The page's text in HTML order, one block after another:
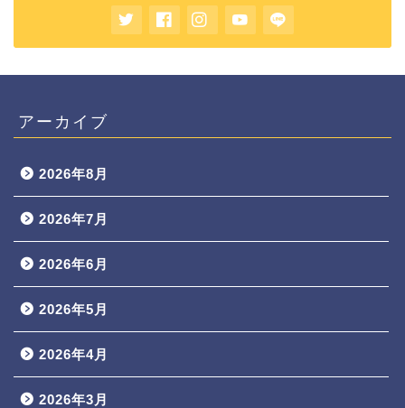
アーカイブ
2026年8月
2026年7月
2026年6月
2026年5月
2026年4月
2026年3月